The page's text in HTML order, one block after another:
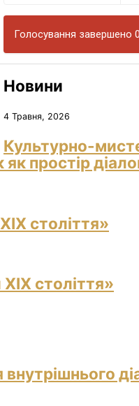
Голосування завершено
Новини
4 Травня, 2026
Культурно-
простір
століття»
століття»